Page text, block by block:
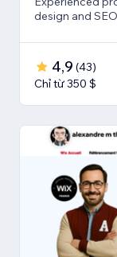
design and SEO
4,9 (43)
Chỉ từ 350 $